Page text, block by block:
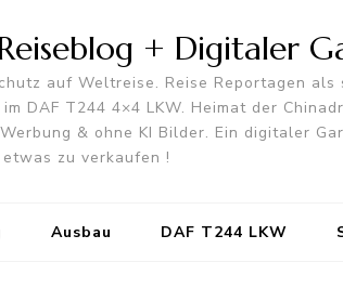
+ Digitaler
auf Weltreise. Reise Reportagen als
DAF T244 4×4 LKW. Heimat der
& ohne KI Bilder. Ein digitaler
zu verkaufen !
Ausbau DAF T244 LKW